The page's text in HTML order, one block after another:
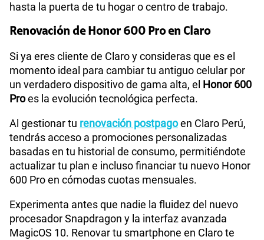
hasta la puerta de tu hogar o centro de trabajo.
Renovación de Honor 600 Pro en Claro
Si ya eres cliente de Claro y consideras que es el
momento ideal para cambiar tu antiguo celular por
un verdadero dispositivo de gama alta, el Honor 600
Proes la evolución tecnológica perfecta.
Al gestionar tu renovación postpagoen Claro Perú,
tendrás acceso a promociones personalizadas
basadas en tu historial de consumo, permitiéndote
actualizar tu plan e incluso financiar tu nuevo Honor
600 Pro en cómodas cuotas mensuales.
Experimenta antes que nadie la fluidez del nuevo
procesador Snapdragon y la interfaz avanzada
MagicOS 10. Renovar tu smartphone en Claro te